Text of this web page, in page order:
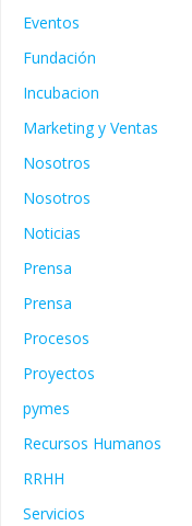
Eventos
Fundación
Incubacion
Marketing y Ventas
Nosotros
Nosotros
Noticias
Prensa
Prensa
Procesos
Proyectos
pymes
Recursos Humanos
RRHH
Servicios